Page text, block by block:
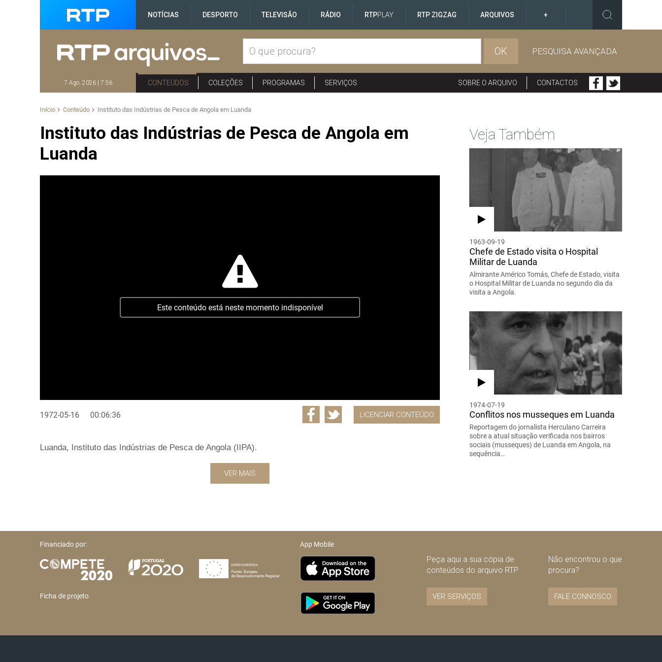
NOTÍCIAS DESPORTO TELEVISÃO RÁDIO RTPPLAY RTP ZIGZAG ARQUIVOS +
OK PESQUISA AVANÇADA
7 Ago. 2026 | 7:56 CONTEÚDOS COLEÇÕES PROGRAMAS SERVIÇOS SOBRE O ARQUIVO CONTACTOS
Início Conteúdo Instituto das Indústrias de Pesca de Angola em Luanda
Instituto das Indústrias de Pesca de Angola em
Luanda
Este conteúdo está neste momento indisponível
1972-05-16 00:06:36 LICENCIAR CONTEÚDO
Luanda, Instituto das Indústrias de Pesca de Angola (IIPA).
VER MAIS
Veja Também
1963-09-19
Chefe de Estado visita o Hospital
Militar de Luanda
Almirante Américo Tomás, Chefe de Estado, visita
o Hospital Militar de Luanda no segundo dia da
visita a Angola.
1974-07-19
Conflitos nos musseques em Luanda
Reportagem do jornalista Herculano Carreira
sobre a atual situação verificada nos bairros
sociais (musseques) de Luanda em Angola, na
sequência…
Financiado por:
Ficha de projeto
App Mobile
Peça aqui a sua cópia de
conteúdos do arquivo RTP
VER SERVIÇOS
Não encontrou o que
procura?
FALE CONNOSCO